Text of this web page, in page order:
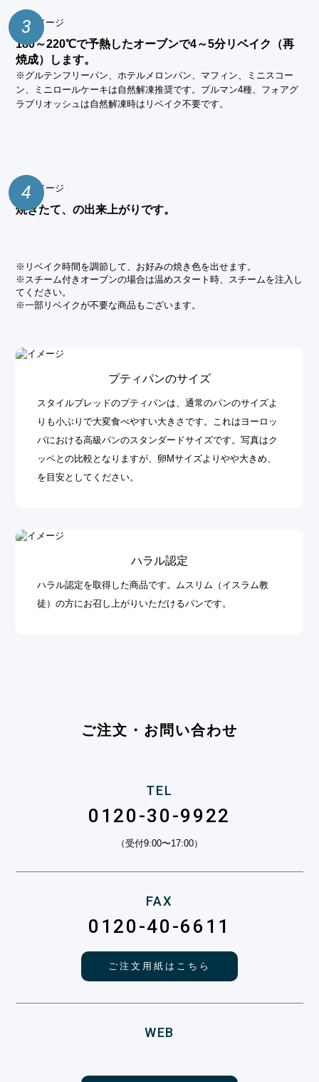
3
180～220℃で予熱したオーブンで4～5分リベイク（再
焼成）します。
※グルテンフリーパン、ホテルメロンパン、マフィン、ミニスコー
ン、ミニロールケーキは自然解凍推奨です。プルマン4種、フォアグ
ラブリオッシュは自然解凍時はリベイク不要です。
4
焼きたて、の出来上がりです。
※リベイク時間を調節して、お好みの焼き色を出せます。
※スチーム付きオーブンの場合は温めスタート時、スチームを注入し
てください。
※一部リベイクが不要な商品もございます。
プティパンのサイズ
スタイルブレッドのプティパンは、通常のパンのサイズよ
りも小ぶりで大変食べやすい大きさです。これはヨーロッ
パにおける高級パンのスタンダードサイズです。写真はク
ッペとの比較となりますが、卵Mサイズよりやや大きめ、
を目安としてください。
ハラル認定
ハラル認定を取得した商品です。ムスリム（イスラム教
徒）の方にお召し上がりいただけるパンです。
ご注文・お問い合わせ
TEL
0120-30-9922
（受付9:00〜17:00）
FAX
0120-40-6611
ご注文用紙はこちら
WEB